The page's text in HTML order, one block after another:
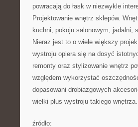
powracają do łask w niezwykle
Projektowanie wnętrz sklepów.
kuchni, pokoju salonowym, jadalni,
Nieraz jest to o wiele większy
wystroju opiera się na dosyć
remonty oraz stylizowanie wnętrz
względem wykorzystać
dopasowani drobiazgowych
wielki plus wystroju takiego wnętrza.
źródło: